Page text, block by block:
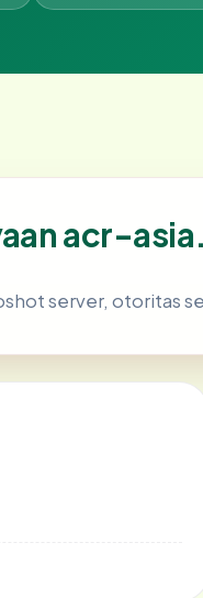
acr-
server, otoritas